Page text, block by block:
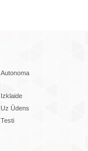
Autonoma
Izklaide
Uz Ūdens
Testi